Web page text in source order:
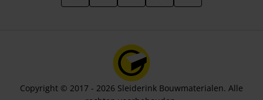
Copyright © 2017 - 2026 Sleiderink Bouwmaterialen. Alle